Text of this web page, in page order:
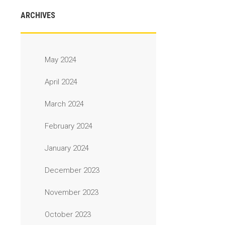
ARCHIVES
May 2024
April 2024
March 2024
February 2024
January 2024
December 2023
November 2023
October 2023